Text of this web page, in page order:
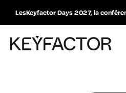
LesKeyfactor Days 2027, la